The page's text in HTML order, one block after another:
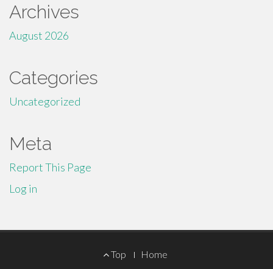
Archives
August 2026
Categories
Uncategorized
Meta
Report This Page
Log in
Top Home